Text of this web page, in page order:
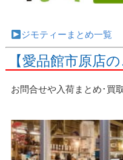
ジモティーまとめ一覧
【愛品館市原店
お問合せや入荷まとめ･買